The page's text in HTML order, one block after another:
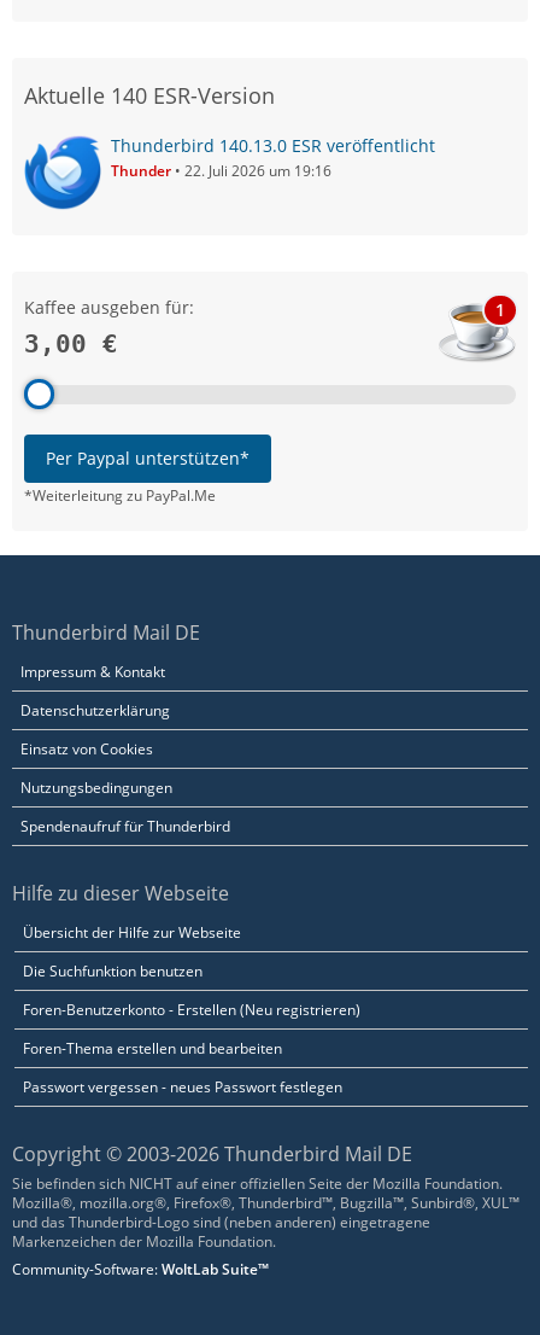
Aktuelle 140 ESR-Version
Thunderbird 140.13.0 ESR veröffentlicht
Thunder 22. Juli 2026 um 19:16
Kaffee ausgeben für:
3,00 €
1
Per Paypal unterstützen*
*Weiterleitung zu PayPal.Me
Thunderbird Mail DE
Impressum & Kontakt
Datenschutzerklärung
Einsatz von Cookies
Nutzungsbedingungen
Spendenaufruf für Thunderbird
Hilfe zu dieser Webseite
Übersicht der Hilfe zur Webseite
Die Suchfunktion benutzen
Foren-Benutzerkonto - Erstellen (Neu registrieren)
Foren-Thema erstellen und bearbeiten
Passwort vergessen - neues Passwort festlegen
Copyright © 2003-2026 Thunderbird Mail DE
Sie befinden sich NICHT auf einer offiziellen Seite der Mozilla Foundation.
Mozilla®, mozilla.org®, Firefox®, Thunderbird™, Bugzilla™, Sunbird®, XUL™
und das Thunderbird-Logo sind (neben anderen) eingetragene
Markenzeichen der Mozilla Foundation.
Community-Software:WoltLab Suite™